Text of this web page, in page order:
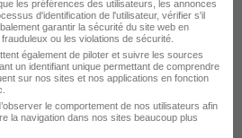
les préférences des utilisateurs, les annonces
d'identification de l'utilisateur, vérifier s'il
garantir la sécurité du site web en
ou les violations de sécurité.
également de piloter et suivre les sources
un identifiant unique permettant de comprendre
sur nos sites et nos applications en fonction
le comportement de nos utilisateurs afin
la navigation dans nos sites beaucoup plus